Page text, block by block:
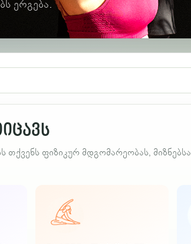
ერგება.
ფიზიკურ მდგომარეობას, მიზნებსა